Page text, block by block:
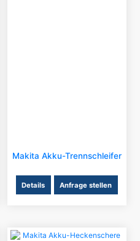
Makita Akku-Trennschleifer
Details Anfrage stellen